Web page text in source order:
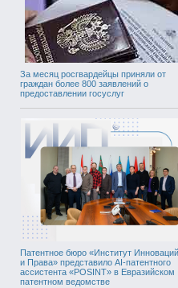
За месяц росгвардейцы приняли от
граждан более 800 заявлений о
предоставлении госуслуг
Патентное бюро «Институт Инноваций
и Права» представило AI-патентного
ассистента «POSINT» в Евразийском
патентном ведомстве